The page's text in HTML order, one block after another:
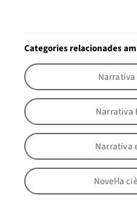
Categories relacionades
Narrativa
Narrativa
Novel·la